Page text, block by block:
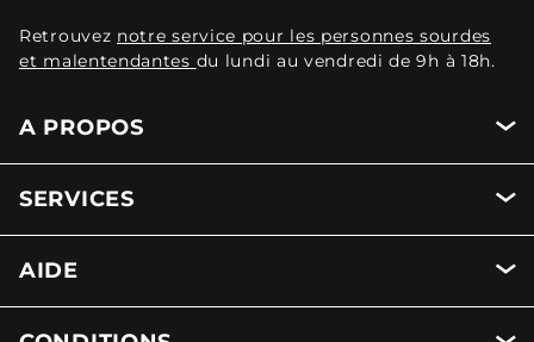
Retrouvez notre service pour les personnes sourdes
et malentendantes du lundi au vendredi de 9h à 18h.
A PROPOS
SERVICES
AIDE